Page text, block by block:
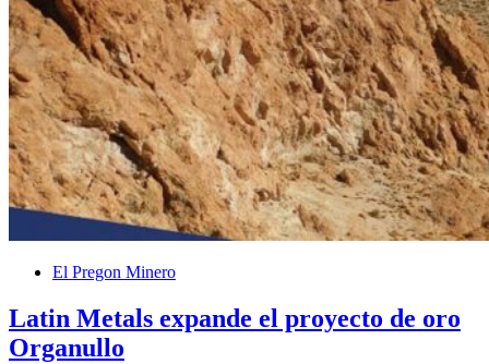
El Pregon Minero
Latin Metals expande el proyecto de oro
Organullo